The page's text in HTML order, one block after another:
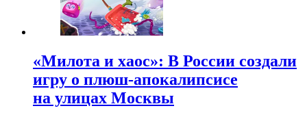
«Милота и хаос»: В России создали
игру о плюш-апокалипсисе
на улицах Москвы